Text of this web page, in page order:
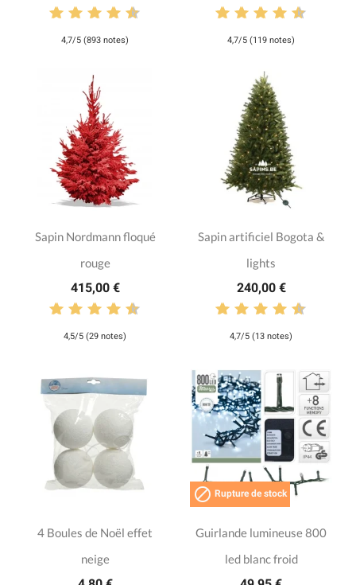
4,7/5 (893 notes) 4,7/5 (119 notes)
Sapin Nordmann floqué
rouge
415,00 €
4,5/5 (29 notes)
Sapin artificiel Bogota &
lights
240,00 €
4,7/5 (13 notes)
4 Boules de Noël effet
neige
 Rupture de stock
Guirlande lumineuse 800
led blanc froid